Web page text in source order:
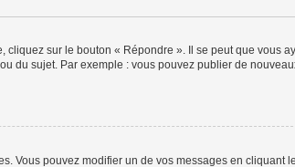
sur le bouton « Répondre ». Il se peut que vous
du sujet. Par exemple : vous pouvez publier de
Vous pouvez modifier un de vos messages en cliquant